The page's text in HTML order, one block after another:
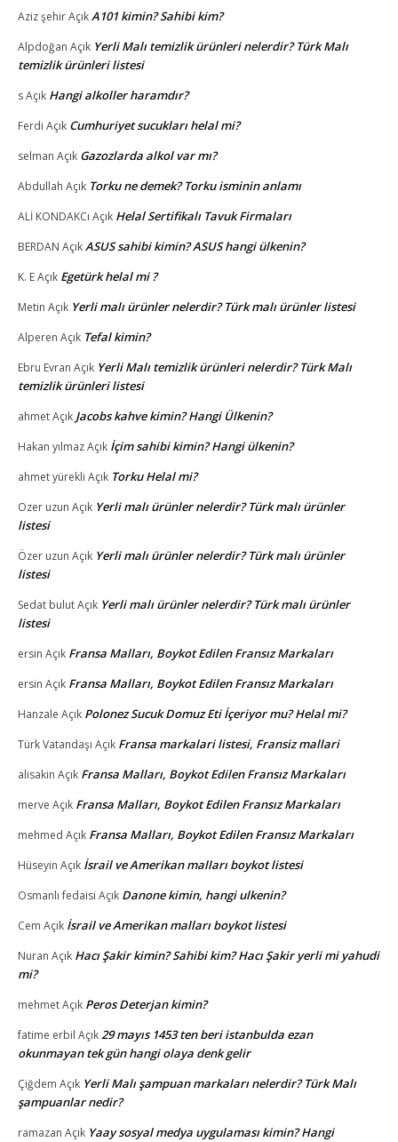
Aziz şehirAçıkA101 kimin? Sahibi kim?
Alpdoğan Açık Yerli Malı temizlik ürünleri nelerdir? Türk Malı
temizlik ürünleri listesi
sAçık Hangi alkoller haramdır?
Ferdi Açık Cumhuriyet sucukları helal mi?
selman Açık Gazozlarda alkol var mı?
Abdullah Açık Torku ne demek? Torku isminin anlamı
ALİ KONDAKCı Açık Helal Sertifikalı Tavuk Firmaları
BERDAN AçıkASUS sahibi kimin? ASUS hangi ülkenin?
K. EAçık Egetürk helal mi ?
Metin Açık Yerli malı ürünler nelerdir? Türk malı ürünler listesi
Alperen Açık Tefal kimin?
Ebru Evran Açık Yerli Malı temizlik ürünleri nelerdir? Türk Malı
temizlik ürünleri listesi
ahmetAçık Jacobs kahve kimin? Hangi Ülkenin?
Hakan yılmazAçık İçim sahibi kimin? Hangi ülkenin?
ahmet yürekli Açık Torku Helal mi?
Ozer uzun Açık Yerli malı ürünler nelerdir? Türk malı ürünler
listesi
Özer uzun Açık Yerli malı ürünler nelerdir? Türk malı ürünler
listesi
Sedat bulutAçık Yerli malı ürünler nelerdir? Türk malı ürünler
listesi
ersin Açık Fransa Malları, Boykot Edilen Fransız Markaları
ersin Açık Fransa Malları, Boykot Edilen Fransız Markaları
Hanzale Açık Polonez Sucuk Domuz Eti İçeriyor mu? Helal mi?
Türk Vatandaşı Açık Fransa markalari listesi, Fransiz mallari
alisakin Açık Fransa Malları, Boykot Edilen Fransız Markaları
merve Açık Fransa Malları, Boykot Edilen Fransız Markaları
mehmed Açık Fransa Malları, Boykot Edilen Fransız Markaları
Hüseyin Açık İsrail ve Amerikan malları boykot listesi
Osmanlı fedaisi Açık Danone kimin, hangi ulkenin?
Cem Açık İsrail ve Amerikan malları boykot listesi
Nuran Açık Hacı Şakir kimin? Sahibi kim? Hacı Şakir yerli mi yahudi
mi?
mehmetAçık Peros Deterjan kimin?
fatime erbil Açık29 mayıs 1453 ten beri istanbulda ezan
okunmayan tek gün hangi olaya denk gelir
Çiğdem Açık Yerli Malı şampuan markaları nelerdir? Türk Malı
şampuanlar nedir?
ramazan Açık Yaay sosyal medya uygulaması kimin? Hangi